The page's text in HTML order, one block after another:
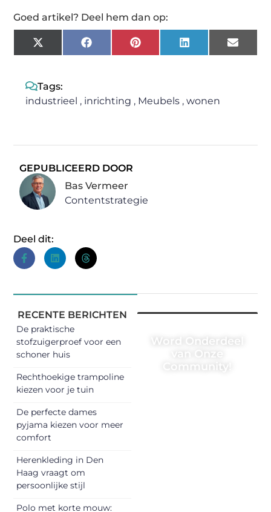
Goed artikel? Deel hem dan op:
X
(Twitter)
FacebookPinterestLinkedIn Email
Tags:
industrieel , inrichting , Meubels ,wonen
GEPUBLICEERD DOOR
Bas Vermeer
Contentstrategie
Deel dit:
RECENTE BERICHTEN
De praktische
stofzuigerproef voor een
schoner huis
Rechthoekige trampoline
kiezen voor je tuin
De perfecte dames
pyjama kiezen voor meer
comfort
Herenkleding in Den
Haag vraagt om
persoonlijke stijl
Polo met korte mouw:
Word Onderdeel
van Onze
Community!